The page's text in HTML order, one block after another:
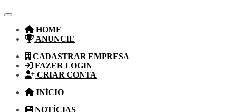
HOME
ANUNCIE
CADASTRAR EMPRESA
FAZER LOGIN
CRIAR CONTA
INÍCIO
NOTÍCIAS